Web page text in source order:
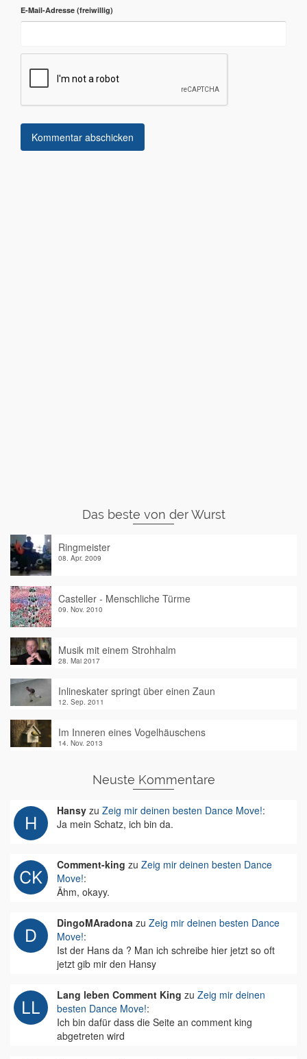
E-Mail-Adresse
Das beste von der Wurst
Ringmeister
08. Apr. 2009
Casteller - Menschliche Türme
09. Nov. 2010
Musik mit einem Strohhalm
28. Mai 2017
Inlineskater springt über einen Zaun
12. Sep. 2011
Im Inneren eines Vogelhäuschens
14. Nov. 2013
Neuste Kommentare
Hansy zu Zeig mir deinen besten Dance Move!:
Ja mein Schatz, ich bin da.
Comment-king zu Zeig mir deinen besten Dance
Move!:
Ähm, okayy.
DingoMAradona zu Zeig mir deinen besten Dance
Move!:
Ist der Hans da ? Man ich schreibe hier jetzt so oft
jetzt gib mir den Hansy
Lang leben Comment King zu Zeig mir deinen
besten Dance Move!:
Ich bin dafür dass die Seite an comment king
abgetreten wird